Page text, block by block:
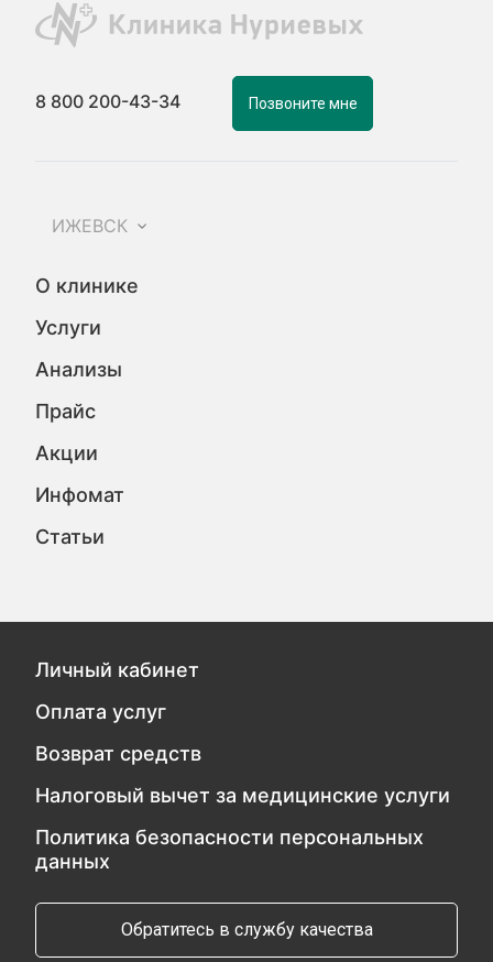
8 800 200-43-34 Позвоните мне
ИЖЕВСК
О клинике
Услуги
Анализы
Прайс
Акции
Инфомат
Статьи
Личный кабинет
Оплата услуг
Возврат средств
Налоговый вычет за медицинские услуги
Политика безопасности персональных
данных
Обратитесь в службу качества